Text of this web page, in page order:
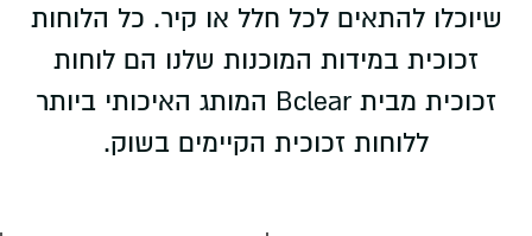
שיוכלו להתאים לכל חלל או קיר. כל הלוחות
זכוכית במידות המוכנות שלנו הם לוחות
זכוכית מבית Bclear המותג האיכותי ביותר
ללוחות זכוכית הקיימים בשוק.